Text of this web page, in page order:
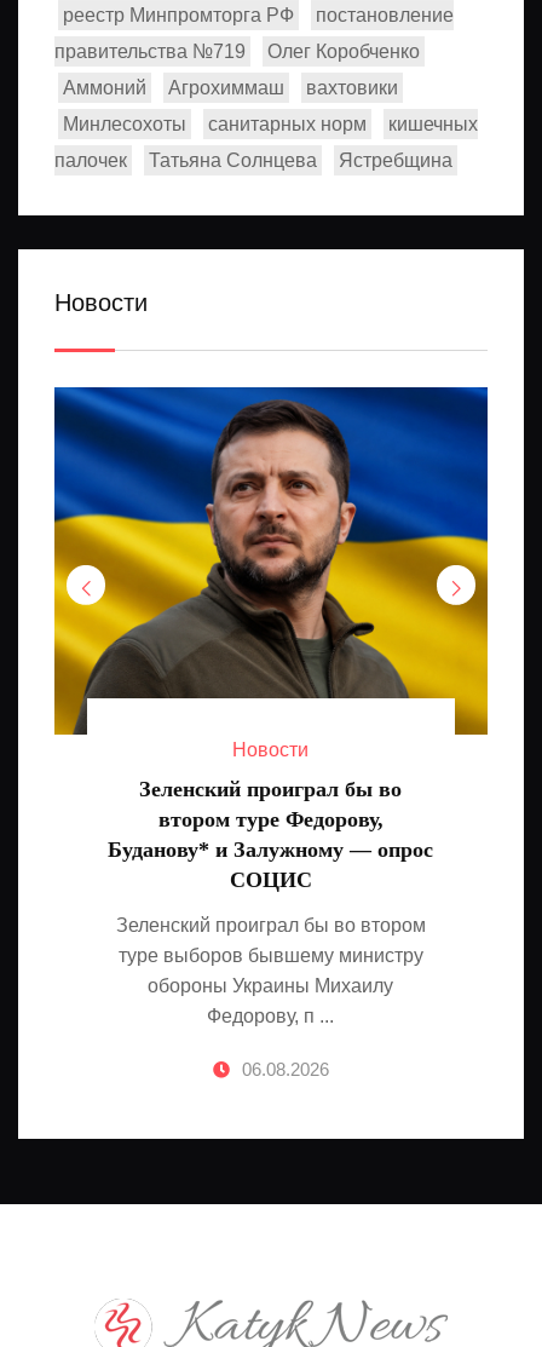
реестр Минпромторга РФ
постановление
правительства №719
Олег Коробченко
Аммоний
Агрохиммаш
вахтовики
Минлесохоты
санитарных норм
кишечных
палочек
Татьяна Солнцева Ястребщина
Новости
Новости
Зеленский проиграл бы во
втором туре Федорову,
Буданову* и Залужному — опрос
СОЦИС
Зеленский проиграл бы во втором
туре выборов бывшему министру
обороны Украины Михаилу
Федорову, п ...
06.08.2026